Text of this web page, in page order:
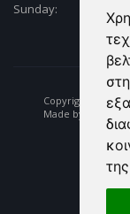
Sunday:
Copyright © 2026
Made by: e-biz.gr